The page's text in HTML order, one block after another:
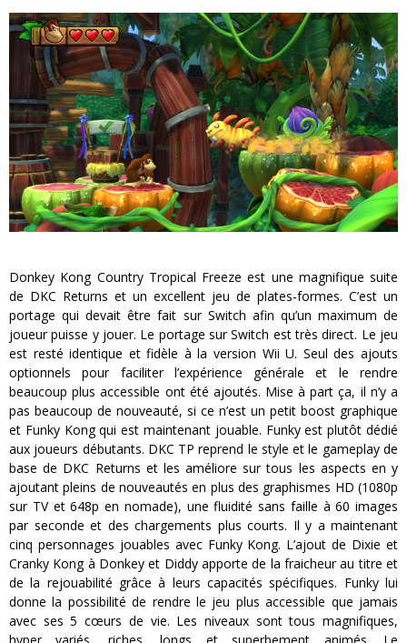
Donkey Kong Country Tropical Freeze est une magnifique suite
de DKC Returns et un excellent jeu de plates-formes. C’est un
portage qui devait être fait sur Switch afin qu’un maximum de
joueur puisse y jouer. Le portage sur Switch est très direct. Le jeu
est resté identique et fidèle à la version Wii U. Seul des ajouts
optionnels pour faciliter l’expérience générale et le rendre
beaucoup plus accessible ont été ajoutés. Mise à part ça, il n’y a
pas beaucoup de nouveauté, si ce n’est un petit boost graphique
et Funky Kong qui est maintenant jouable. Funky est plutôt dédié
aux joueurs débutants. DKC TP reprend le style et le gameplay de
base de DKC Returns et les améliore sur tous les aspects en y
ajoutant pleins de nouveautés en plus des graphismes HD (1080p
sur TV et 648p en nomade), une fluidité sans faille à 60 images
par seconde et des chargements plus courts. Il y a maintenant
cinq personnages jouables avec Funky Kong. L’ajout de Dixie et
Cranky Kong à Donkey et Diddy apporte de la fraicheur au titre et
de la rejouabilité grâce à leurs capacités spécifiques. Funky lui
donne la possibilité de rendre le jeu plus accessible que jamais
avec ses 5 cœurs de vie. Les niveaux sont tous magnifiques,
hyper variés, riches, longs et superbement animés. Le